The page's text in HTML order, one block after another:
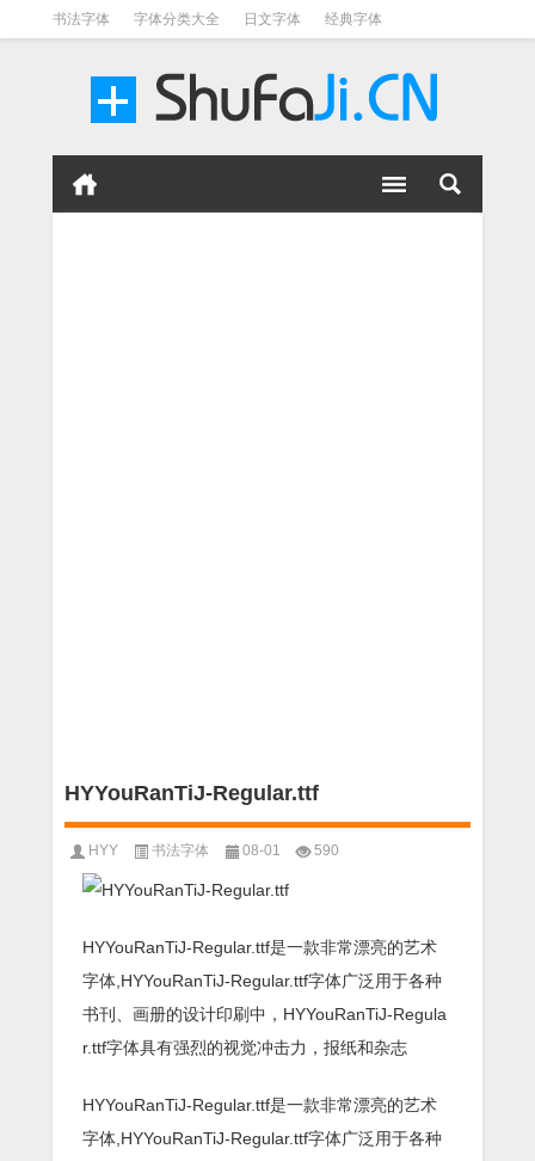
书法字体 字体分类大全 日文字体 经典字体
HYYouRanTiJ-Regular.ttf
HYY 书法字体 08-01 590
HYYouRanTiJ-Regular.ttf是一款非常漂亮的艺术
字体,HYYouRanTiJ-Regular.ttf字体广泛用于各种
书刊、画册的设计印刷中，HYYouRanTiJ-Regula
r.ttf字体具有强烈的视觉冲击力，报纸和杂志
HYYouRanTiJ-Regular.ttf是一款非常漂亮的艺术
字体,HYYouRanTiJ-Regular.ttf字体广泛用于各种